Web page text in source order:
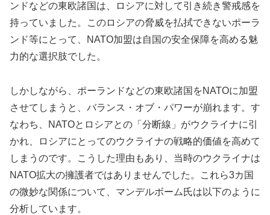
ンドなどの東欧諸国は、ロシアに対して引き続き警戒感を
持っていました。このロシアの脅威を払拭できないポーラ
ンド等にとって、NATO加盟は自国の安全保障を高める魅
力的な選択肢でした。
しかしながら、ポーランドなどの東欧諸国をNATOに加盟
させてしまうと、バランス・オブ・パワーが崩れます。す
なわち、NATOとロシアとの「分断線」がウクライナに引
かれ、ロシアにとってのウクライナの戦略的価値を高めて
しまうのです。こうした理由もあり、当時のウクライナは
NATO拡大の擁護者ではありませんでした。これら3カ国
の微妙な関係について、マンデルボーム氏は以下のように
分析しています。